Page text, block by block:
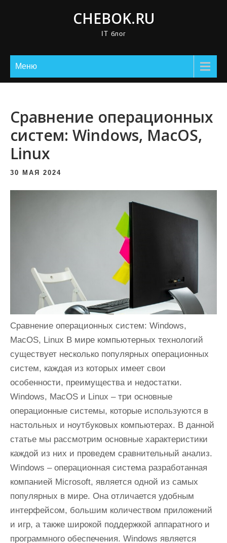
CHEBOK.RU
IT блог
Меню
Сравнение операционных
систем: Windows, MacOS,
Linux
30 МАЯ 2024
Сравнение операционных систем: Windows,
MacOS, Linux В мире компьютерных технологий
существует несколько популярных операционных
систем, каждая из которых имеет свои
особенности, преимущества и недостатки.
Windows, MacOS и Linux – три основные
операционные системы, которые используются в
настольных и ноутбуковых компьютерах. В данной
статье мы рассмотрим основные характеристики
каждой из них и проведем сравнительный анализ.
Windows – операционная система разработанная
компанией Microsoft, является одной из самых
популярных в мире. Она отличается удобным
интерфейсом, большим количеством приложений
и игр, а также широкой поддержкой аппаратного и
программного обеспечения. Windows является